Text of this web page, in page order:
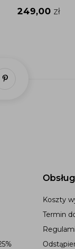
249,00 zł
Koszty
Termin